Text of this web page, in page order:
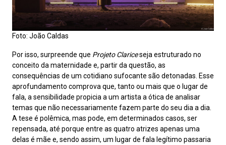
Foto: João Caldas
Por isso, surpreende que Projeto Clariceseja estruturado no
conceito da maternidade e, partir da questão, as
consequências de um cotidiano sufocante são detonadas. Esse
aprofundamento comprova que, tanto ou mais que o lugar de
fala, a sensibilidade propicia a um artista a ótica de analisar
temas que não necessariamente fazem parte do seu dia a dia.
A tese é polêmica, mas pode, em determinados casos, ser
repensada, até porque entre as quatro atrizes apenas uma
delas é mãe e, sendo assim, um lugar de fala legítimo passaria